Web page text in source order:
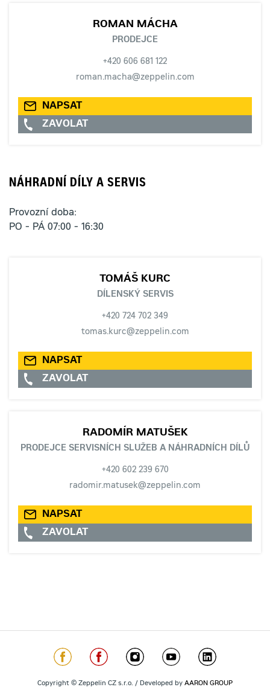
ROMAN MÁCHA
PRODEJCE
+420 606 681 122
roman.macha@zeppelin.com
NAPSAT
ZAVOLAT
NÁHRADNÍ DÍLY A SERVIS
Provozní doba:
PO - PÁ 07:00 - 16:30
TOMÁŠ KURC
DÍLENSKÝ SERVIS
+420 724 702 349
tomas.kurc@zeppelin.com
NAPSAT
ZAVOLAT
RADOMÍR MATUŠEK
PRODEJCE SERVISNÍCH SLUŽEB A NÁHRADNÍCH DÍLŮ
+420 602 239 670
radomir.matusek@zeppelin.com
NAPSAT
ZAVOLAT
Copyright © Zeppelin CZ s.r.o. / Developed by AARON GROUP